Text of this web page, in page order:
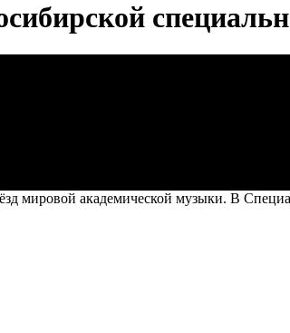
мировой академической музыки. В